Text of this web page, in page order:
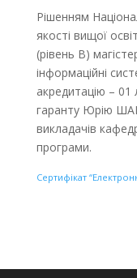
Рішенням
якості вищої
(рівень В)
інформаційні
акредитацію –
гаранту Юрію
викладачів
програми.
Сертифікат